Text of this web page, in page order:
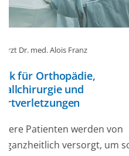
Chefarzt Prof. Dr. med. Frank
Klinik für Allgemein-
Viszeralchirurgie
Allgemein- und
in der wir auch